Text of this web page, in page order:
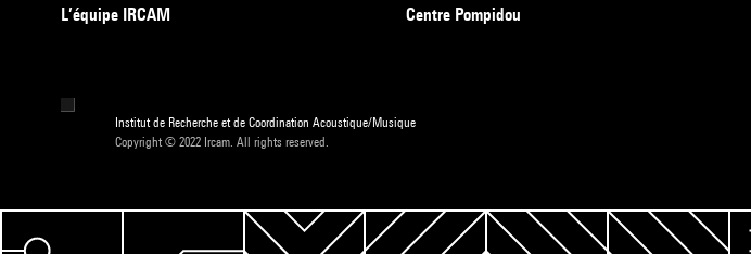
L’équipe IRCAM
Centre Pompidou
Institut de Recherche et de Coordination Acoustique/Musique
Copyright © 2022 Ircam. All rights reserved.